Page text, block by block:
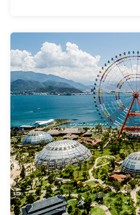
【越捷直飛
全
全程五星、佛手
車遊會安、魅力